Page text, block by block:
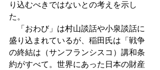
り込むべきではないとの考えを示し
た。
「おわび」は村山談話や小泉談話に
盛り込まれているが、稲田氏は「戦争
の終結は（サンフランシスコ）講和条
約がすべて。世界にあった日本の財産